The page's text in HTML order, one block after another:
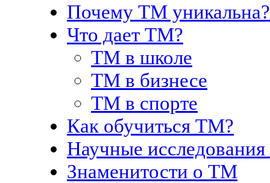
Почему ТМ уникальна?
Что дает ТМ?
ТМ в школе
ТМ в бизнесе
ТМ в спорте
Как обучиться ТМ?
Научные
Знаменитости о ТМ